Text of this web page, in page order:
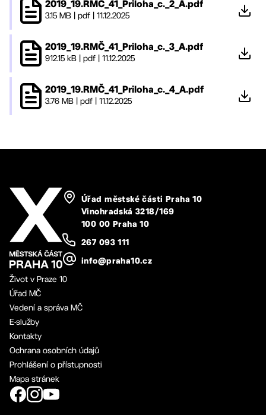
2019_19.RMČ_41_Priloha_c._2_A.pdf
3.15 MB pdf 11.12.2025
2019_19.RMČ_41_Priloha_c._3_A.pdf
912.15 kB pdf 11.12.2025
2019_19.RMČ_41_Priloha_c._4_A.pdf
3.76 MB pdf 11.12.2025
Úřad městské části Praha 10
Vinohradská 3218/169
100 00 Praha 10
267 093 111
info@praha10.cz
Život v Praze 10
Úřad MČ
Vedení a správa MČ
E-služby
Kontakty
Ochrana osobních údajů
Prohlášení o přístupnosti
Mapa stránek